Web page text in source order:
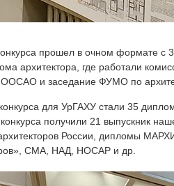
прошел в очном формате с
архитектора, где работали
и заседание ФУМО по
для УрГАХУ стали 35
получили 21 выпускник
России, дипломы
СМА, НАД, НОСАР и др.